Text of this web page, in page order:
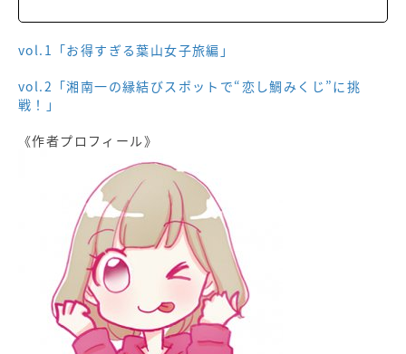
vol.1「お得すぎる葉山女子旅編」
vol.2「湘南一の縁結びスポットで“恋し鯛みくじ”に挑
戦！」
《作者プロフィール》